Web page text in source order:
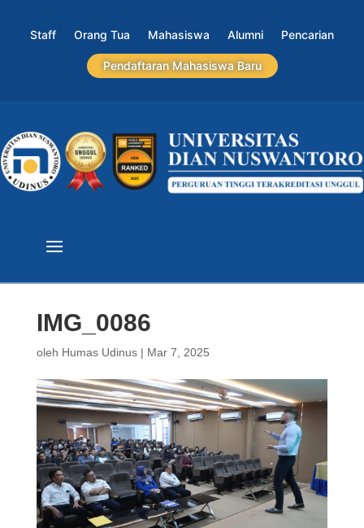
Staff Orang Tua Mahasiswa Alumni Pencarian
Pendaftaran Mahasiswa Baru
IMG_0086
oleh Humas Udinus| Mar 7, 2025